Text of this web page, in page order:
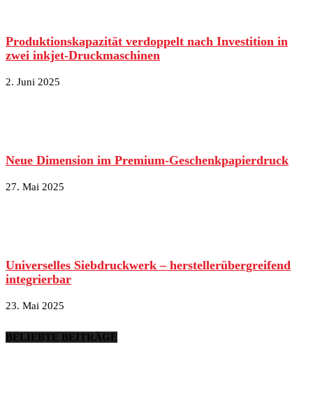
Produktionskapazität verdoppelt nach Investition in
zwei inkjet-Druckmaschinen
2. Juni 2025
Neue Dimension im Premium-Geschenkpapierdruck
27. Mai 2025
Universelles Siebdruckwerk – herstellerübergreifend
integrierbar
23. Mai 2025
BELIEBTE BEITRÄGE